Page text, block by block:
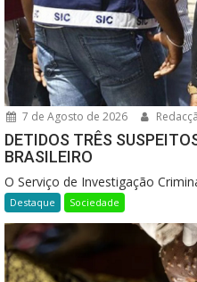
7 de Agosto de 2026
DETIDOS TRÊS
BRASILEIRO
O Serviço de Investigação
Destaque Sociedade